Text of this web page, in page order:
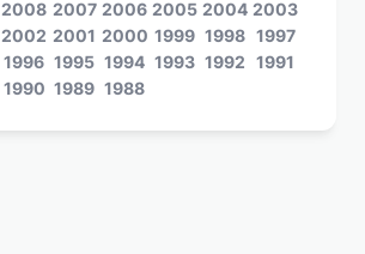
2008 2007 2006 2005 2004 2003
2002 2001 2000 1999 1998 1997
1996 1995 1994 1993 1992 1991
1990 1989 1988